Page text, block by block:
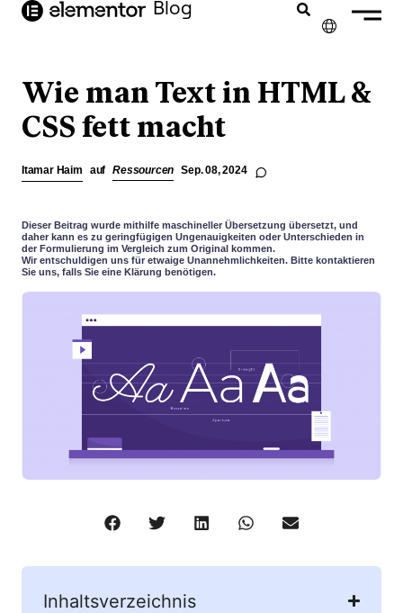
springen
Blog
ENGLISH
ESPAÑOL
ITALIANO
Wie man Text in HTML &
CSS fett macht
Itamar Haim auf Ressourcen Sep. 08, 2024
Dieser Beitrag wurde mithilfe maschineller Übersetzung übersetzt, und
daher kann es zu geringfügigen Ungenauigkeiten oder Unterschieden in
der Formulierung im Vergleich zum Original kommen.
Wir entschuldigen uns für etwaige Unannehmlichkeiten. Bitte kontaktieren
Sie uns, falls Sie eine Klärung benötigen.
Inhaltsverzeichnis